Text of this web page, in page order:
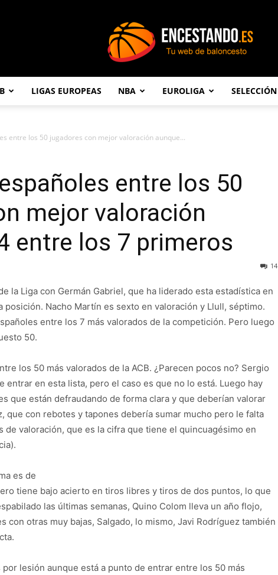
LIGAS EUROPEAS NBA EUROLIGA SELECCIÓN
entre los 50 jugadores con mejor valoración aunque...
entre los 50
mejor valoración
entre los 7 primeros
14
la Liga con Germán Gabriel, que ha liderado esta estadística en
posición. Nacho Martín es sexto en valoración y Llull, séptimo.
entre los 7 más valorados de la competición. Pero luego
50.
los 50 más valorados de la ACB. ¿Parecen pocos no? Sergio
entrar en esta lista, pero el caso es que no lo está. Luego hay
que están defraudando de forma clara y que deberían valorar
que con rebotes y tapones debería sumar mucho pero le falta
de valoración, que es la cifra que tiene el quincuagésimo en
es de
tiene bajo acierto en tiros libres y tiros de dos puntos, lo que
las últimas semanas, Quino Colom lleva un año flojo,
con otras muy bajas, Salgado, lo mismo, Javi Rodríguez también
lesión aunque está a punto de entrar entre los 50 más